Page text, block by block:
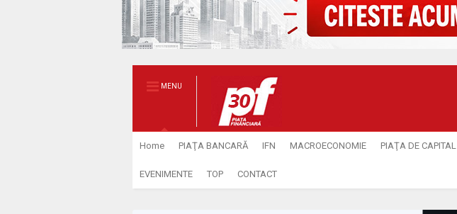
MENU
Home PIAŢA BANCARĂ IFN MACROECONOMIE PIAŢA DE CAPITAL
EVENIMENTE TOP CONTACT